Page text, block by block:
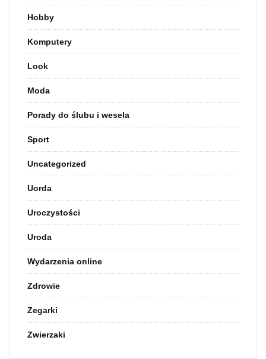
Hobby
Komputery
Look
Moda
Porady do ślubu i wesela
Sport
Uncategorized
Uorda
Uroczystości
Uroda
Wydarzenia online
Zdrowie
Zegarki
Zwierzaki